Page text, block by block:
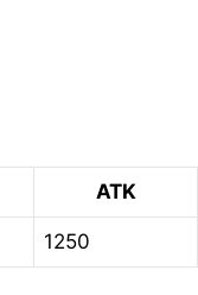
ATK
1250